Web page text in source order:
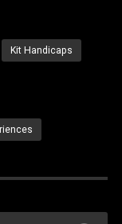
Kit Handicaps